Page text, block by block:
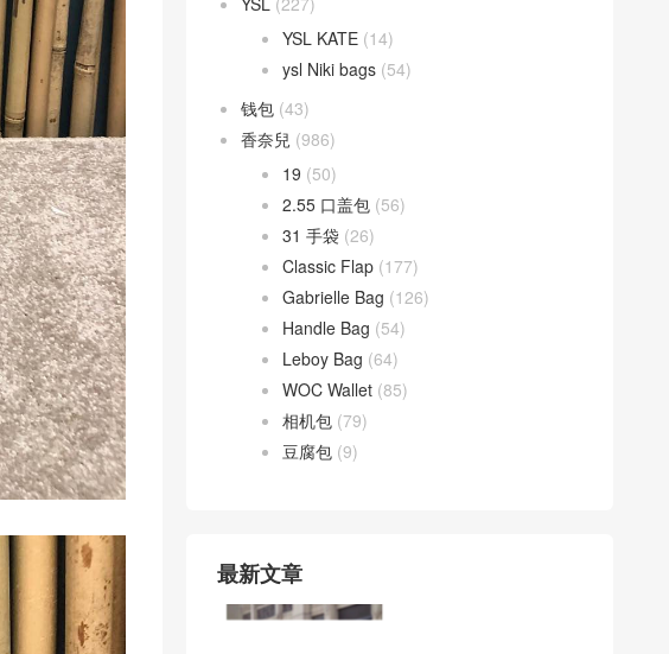
YSL KATE (14)
ysl Niki bags (54)
钱包 (43)
香奈兒 (986)
19 (50)
2.55 口盖包 (56)
31 手袋 (26)
Classic Flap (177)
Gabrielle Bag (126)
Handle Bag (54)
Leboy Bag (64)
WOC Wallet (85)
相机包 (79)
豆腐包 (9)
最新文章